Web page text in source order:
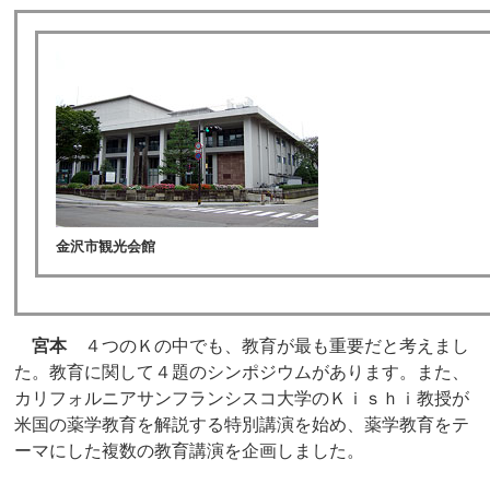
金沢市観光会館
宮本４つのＫの中でも、教育が最も重要だと考えまし
た。教育に関して４題のシンポジウムがあります。また、
カリフォルニアサンフランシスコ大学のＫｉｓｈｉ教授が
米国の薬学教育を解説する特別講演を始め、薬学教育をテ
ーマにした複数の教育講演を企画しました。